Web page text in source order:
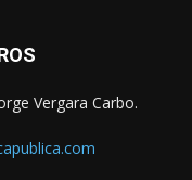
Vergara Carbo.